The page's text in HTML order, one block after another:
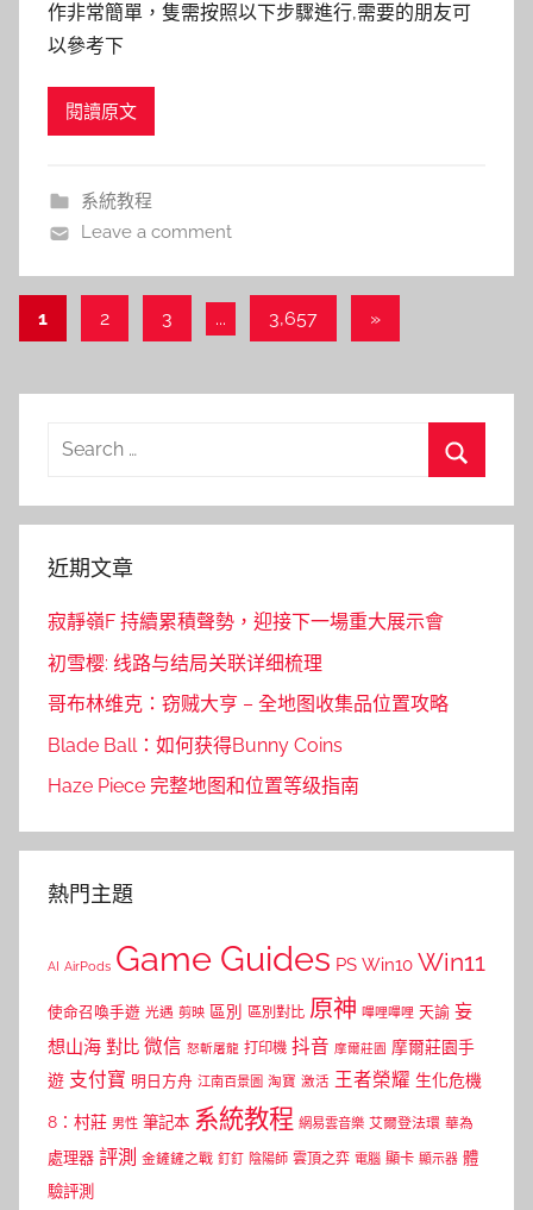
作非常簡單，隻需按照以下步驟進行,需要的朋友可
以參考下
閱讀原文
系統教程
Leave a comment
文
導
1 2 3 ... 3,657
Next
»
Search
近期文章
寂靜嶺F 持續累積聲勢，迎接下一場重大展示會
初雪樱: 线路与结局关联详细梳理
哥布林维克：窃贼大亨 – 全地图收集品位置攻略
Blade Ball：如何获得Bunny Coins
Haze Piece 完整地图和位置等级指南
熱門主題
AI AirPods Game Guides PS Win10 Win11
使命召喚手遊 光遇 剪映 區別 區別對比 原神 嗶哩嗶哩 天諭 妄
想山海 對比 微信 怒斬屠龍 打印機 抖音 摩爾莊園 摩爾莊園手
遊 支付寶 明日方舟 江南百景圖 淘寶 激活 王者榮耀 生化危機
8：村莊 男性 筆記本 系統教程 網易雲音樂 艾爾登法環 華為
處理器 評測 金鏟鏟之戰 釘釘 陰陽師 雲頂之弈 電腦 顯卡 顯示器 體
驗評測